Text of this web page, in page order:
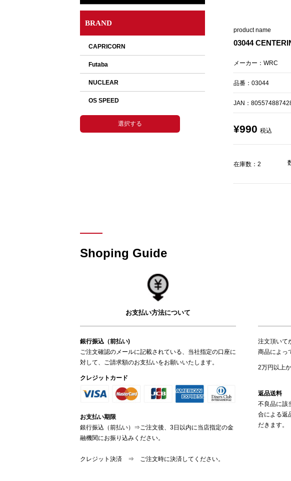
BRAND
product name
03044
メーカー：WRC
品番：03044
JAN：
¥990 税込
在庫数：2
Shoping Guide
お支払い方法について
銀行振込（前払い)
ご注文確認のメールに記載されている、当社指定の口座に
対して、ご請求額のお支払いをお願いいたします。
クレジットカード
お支払い期限
銀行振込（前払い）⇒ご注文後、3日以内に当店指定の金
融機関にお振り込みください。
クレジット決済 ⇒ ご注文時に決済してください。
注文頂いて
商品によっ
2万円以上
返品送料
不良品に該
合による返
だきます。